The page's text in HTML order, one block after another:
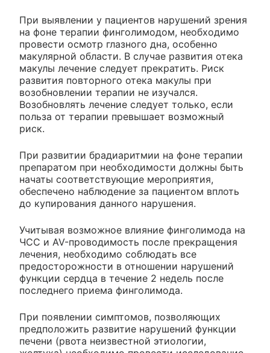
При выявлении у пациентов нарушений зрения
на фоне терапии финголимодом, необходимо
провести осмотр глазного дна, особенно
макулярной области. В случае развития отека
макулы лечение следует прекратить. Риск
развития повторного отека макулы при
возобновлении терапии не изучался.
Возобновлять лечение следует только, если
польза от терапии превышает возможный
риск.
При развитии брадиаритмии на фоне терапии
препаратом при необходимости должны быть
начаты соответствующие мероприятия,
обеспечено наблюдение за пациентом вплоть
до купирования данного нарушения.
Учитывая возможное влияние финголимода на
ЧСС и AV-проводимость после прекращения
лечения, необходимо соблюдать все
предосторожности в отношении нарушений
функции сердца в течение 2 недель после
последнего приема финголимода.
При появлении симптомов, позволяющих
предположить развитие нарушений функции
печени (рвота неизвестной этиологии,